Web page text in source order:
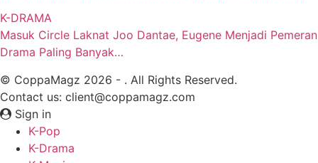
K-DRAMA
Masuk Circle Laknat Joo Dantae, Eugene Menjadi Pemeran
Drama Paling Banyak…
© CoppaMagz 2026 - . All Rights Reserved.
Contact us: client@coppamagz.com
Sign in
K-Pop
K-Drama